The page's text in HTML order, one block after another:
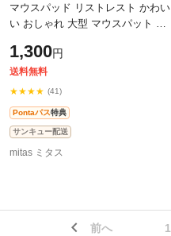
マウスパッド リストレスト かわい
い おしゃれ 大型 マウスパット リ
大きめ 手首 負担 軽減 滑り止め
1,300円
送料無料
★★★★ (41)
Pontaパス特典
サンキュー配送
mitas ミタス
前へ 1